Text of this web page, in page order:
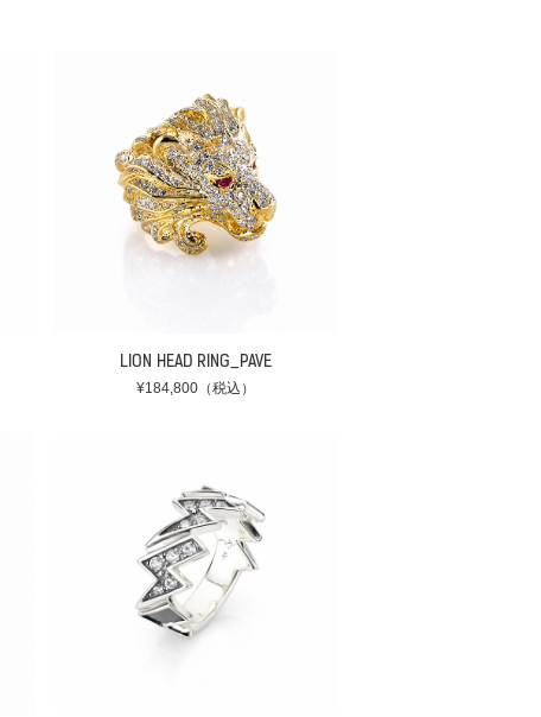
LION HEAD RING_PAVE
¥184,800（税込）